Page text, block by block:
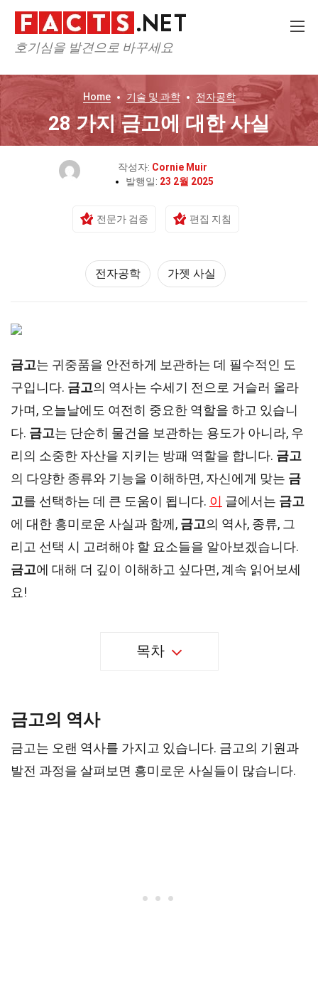
호기심을 발견으로 바꾸세요
Home 기술 및 과학 전자공학
28 가지 금고에 대한 사실
작성자: Cornie Muir
발행일: 23 2월 2025
전문가 검증 편집 지침
전자공학 가젯 사실
금고는 귀중품을 안전하게 보관하는 데 필수적인 도
구입니다. 금고의 역사는 수세기 전으로 거슬러 올라
가며, 오늘날에도 여전히 중요한 역할을 하고 있습니
다. 금고는 단순히 물건을 보관하는 용도가 아니라, 우
리의 소중한 자산을 지키는 방패 역할을 합니다. 금고
의 다양한 종류와 기능을 이해하면, 자신에게 맞는 금
고를 선택하는 데 큰 도움이 됩니다. 이 글에서는 금고
에 대한 흥미로운 사실과 함께, 금고의 역사, 종류, 그
리고 선택 시 고려해야 할 요소들을 알아보겠습니다.
금고에 대해 더 깊이 이해하고 싶다면, 계속 읽어보세
요!
목차
금고의 역사
금고는 오랜 역사를 가지고 있습니다. 금고의 기원과
발전 과정을 살펴보면 흥미로운 사실들이 많습니다.